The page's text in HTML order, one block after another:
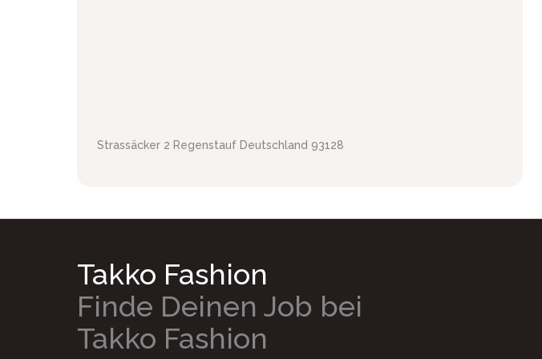
Strassäcker 2 Regenstauf Deutschland 93128
Takko Fashion
Finde Deinen Job bei
Takko Fashion